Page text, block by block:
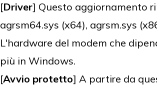
[Driver] Questo aggiornamento
agrsm64.sys (x64), agrsm.sys
L'hardware del modem che
più in Windows.
[Avvio protetto] A partire da